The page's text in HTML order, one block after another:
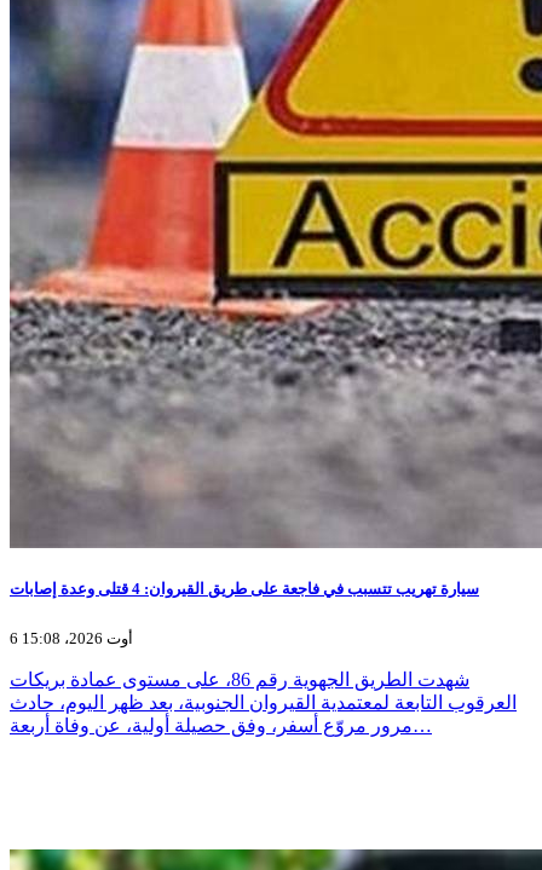
سيارة تهريب تتسبب في فاجعة على طريق القيروان: 4 قتلى وعدة إصابات
6 أوت 2026، 15:08
شهدت الطريق الجهوية رقم 86، على مستوى عمادة بريكات
العرقوب التابعة لمعتمدية القيروان الجنوبية، بعد ظهر اليوم، حادث
مرور مروّع أسفر، وفق حصيلة أولية، عن وفاة أربعة…